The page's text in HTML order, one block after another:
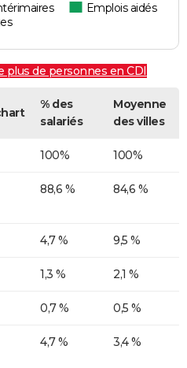
Emplois aidés
plus de personnes en CDI
% des
salariés
Moyenne
des villes
100% 100%
88,6 % 84,6 %
4,7 % 9,5 %
1,3 % 2,1 %
0,7 % 0,5 %
4,7 % 3,4 %